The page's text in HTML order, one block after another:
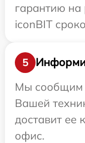
гарантию на
iconBIT
5
Мы сообщим
Вашей
доставит ее
офис.